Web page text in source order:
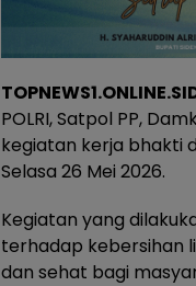
POLRI, Satpol PP,
kegiatan kerja bhakti
Selasa 26 Mei 2026.
Kegiatan yang
terhadap kebersihan
dan sehat bagi